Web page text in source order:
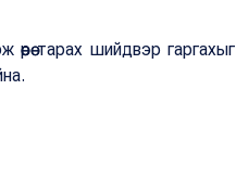
тарах шийдвэр гаргахыг